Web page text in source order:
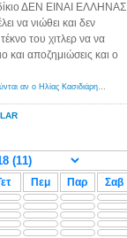
ΔΕΝ ΕΙΝΑΙ ΕΛΛΗΝΑΣ
να νιώθει και δεν
του χιτλερ να να
και αποζημιώσεις και ο
Αμερικανοί ρατσιστές αναρωτιούνται αν ο Ηλίας Κασιδιάρης ανήκει στη λευκή φυλή... - Λόγιος Ερμής
Πεμ Παρ Σαβ